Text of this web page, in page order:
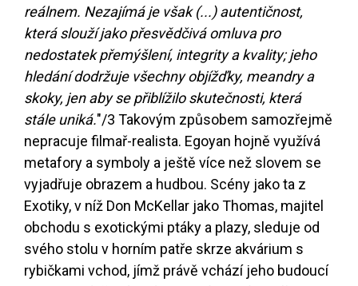
reálnem. Nezajímá je však (...) autentičnost,
která slouží jako přesvědčivá omluva pro
nedostatek přemýšlení, integrity a kvality; jeho
hledání dodržuje všechny objížďky, meandry a
skoky, jen aby se přiblížilo skutečnosti, která
stále uniká."/3 Takovým způsobem samozřejmě
nepracuje filmař-realista. Egoyan hojně využívá
metafory a symboly a ještě více než slovem se
vyjadřuje obrazem a hudbou. Scény jako ta z
Exotiky, v níž Don McKellar jako Thomas, majitel
obchodu s exotickými ptáky a plazy, sleduje od
svého stolu v horním patře skrze akvárium s
rybičkami vchod, jímž právě vchází jeho budoucí